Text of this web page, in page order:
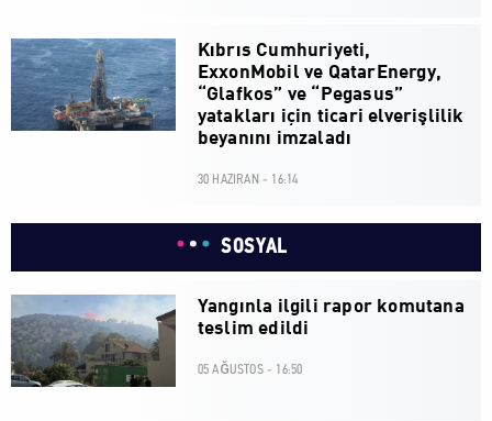
Kıbrıs Cumhuriyeti,
ExxonMobil ve QatarEnergy,
“Glafkos” ve “Pegasus”
yatakları için ticari elverişlilik
beyanını imzaladı
30 HAZIRAN - 16:14
SOSYAL
Yangınla ilgili rapor komutana
teslim edildi
05 AĞUSTOS - 16:50